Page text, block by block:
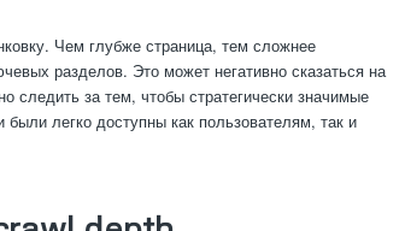
Чем глубже страница, тем сложнее
разделов. Это может негативно сказаться на
следить за тем, чтобы стратегически значимые
легко доступны как пользователям, так и